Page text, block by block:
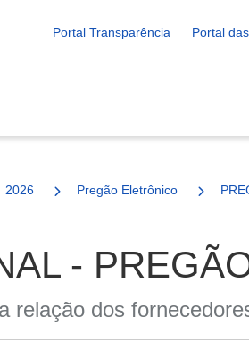
Portal Transparência Portal
2026 Pregão Eletrônico
-
relação dos